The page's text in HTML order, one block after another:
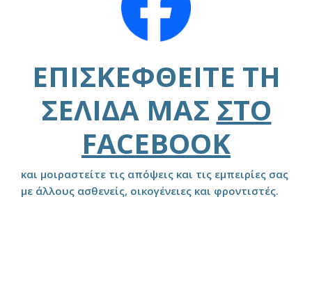
ΕΠΙΣΚΕΦΘΕΊΤΕ ΤΗ
ΣΕΛΊΔΑ ΜΑΣ ΣΤΟ
FACEBOOK
και μοιραστείτε τις απόψεις και τις εμπειρίες σας
με άλλους ασθενείς, οικογένειες και φροντιστές.